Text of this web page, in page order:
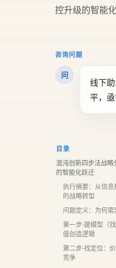
控升级的智能
咨询问题
问
线下
平，
目录
混沌创新四步法战
的智能化跃迁
执行摘要：从信
的战略转型
问题定义：为何
第一步-建模型（
值创造逻辑
第二步-找定位：
竞争